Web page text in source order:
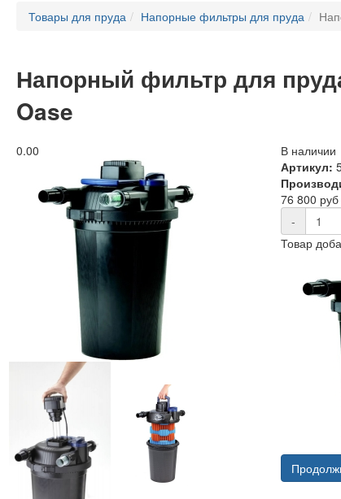
Товары для пруда Напорные фильтры для пруда
Напорный фильтр для
Oase
0.00
В наличии
Артикул:
76 800
-
Товар